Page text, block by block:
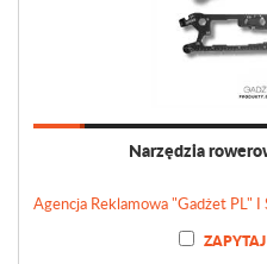
Narzędzia